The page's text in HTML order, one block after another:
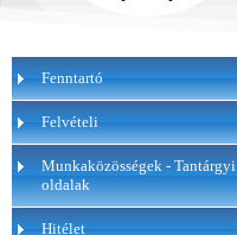
Fenntartó
Felvételi
Munkaközösségek - Tantárgyi
oldalak
Hitélet